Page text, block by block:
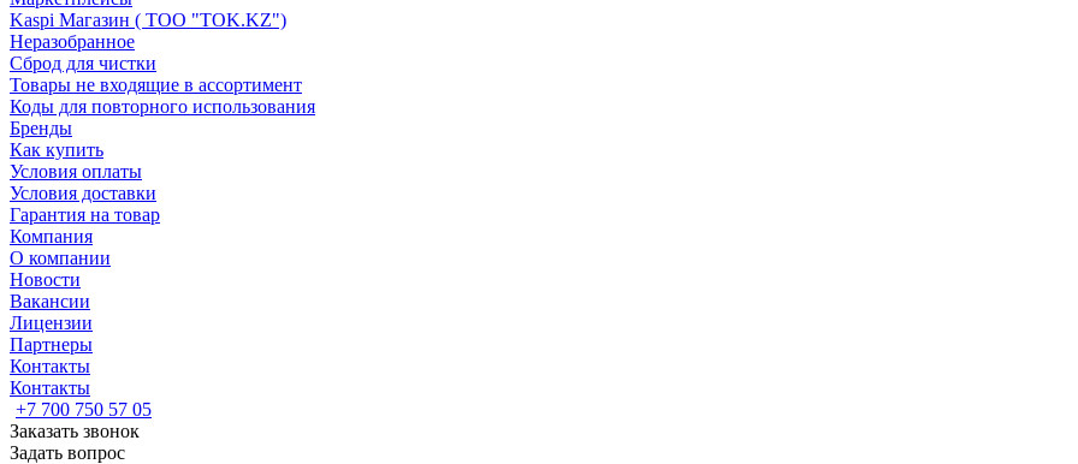
Kaspi Магазин ( ТОО "TOK.KZ")
Неразобранное
Сброд для чистки
Товары не входящие в ассортимент
Коды для повторного использования
Бренды
Как купить
Условия оплаты
Условия доставки
Гарантия на товар
Компания
О компании
Новости
Вакансии
Лицензии
Партнеры
Контакты
Контакты
+7 700 750 57 05
Заказать звонок
Задать вопрос